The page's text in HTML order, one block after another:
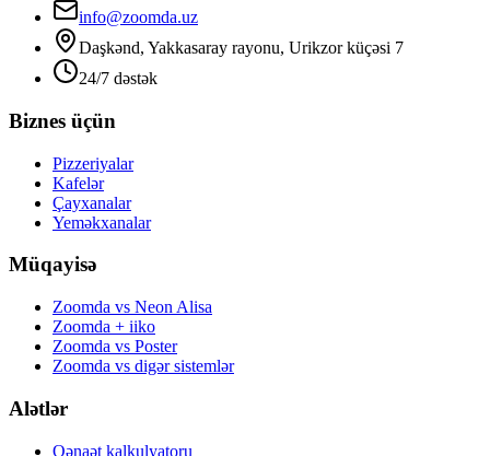
info@zoomda.uz
Daşkənd, Yakkasaray rayonu, Urikzor küçəsi 7
24/7 dəstək
Biznes üçün
Pizzeriyalar
Kafelər
Çayxanalar
Yeməkxanalar
Müqayisə
Zoomda vs Neon Alisa
Zoomda + iiko
Zoomda vs Poster
Zoomda vs digər sistemlər
Alətlər
Qənaət kalkulyatoru